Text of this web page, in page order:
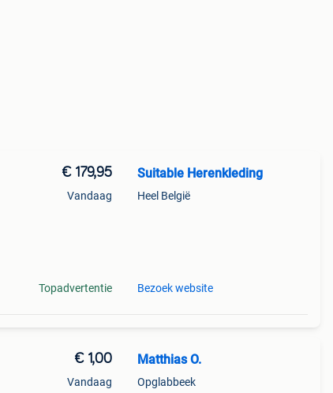
€ 179,95
Vandaag
Topadvertentie
Suitable Herenkleding
Heel België
Bezoek website
€ 1,00
Vandaag
Matthias O.
Opglabbeek